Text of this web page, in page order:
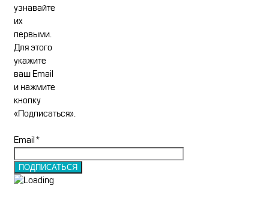
узнавайте
их
первыми.
Для этого
укажите
ваш Email
и нажмите
кнопку
«Подписаться».
Email*